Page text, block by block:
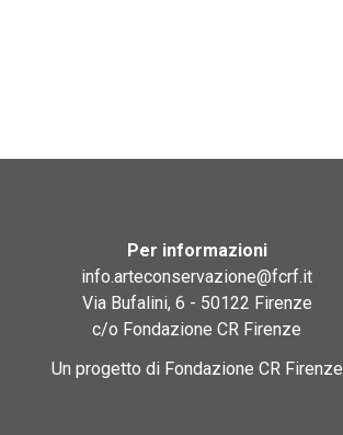
Per informazioni
info.arteconservazione@fcrf.it
Via Bufalini, 6 - 50122 Firenze
c/o Fondazione CR Firenze
Un progetto di Fondazione CR Firenze